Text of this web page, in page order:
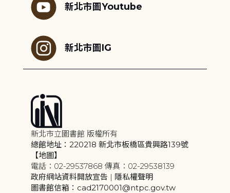
新北市圖Youtube
新北市圖IG
新北市立圖書館 版權所有
總館地址：220218 新北市板橋區貴興路139號
【地圖】
電話：02-29537868 傳真：02-29538139
政府網站資料開放宣告 | 隱私權聲明
圖書館信箱：cad2170001@ntpc.gov.tw